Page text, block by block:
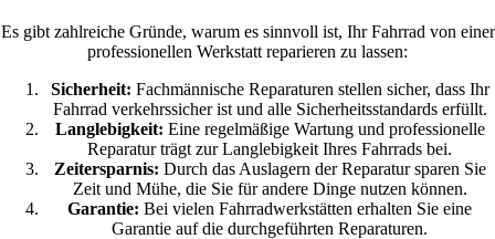
Es gibt zahlreiche Gründe, warum es sinnvoll ist, Ihr Fahrrad von einer
professionellen Werkstatt reparieren zu lassen:
Sicherheit: Fachmännische Reparaturen stellen sicher, dass Ihr
Fahrrad verkehrssicher ist und alle Sicherheitsstandards erfüllt.
Langlebigkeit: Eine regelmäßige Wartung und professionelle
Reparatur trägt zur Langlebigkeit Ihres Fahrrads bei.
Zeitersparnis: Durch das Auslagern der Reparatur sparen Sie
Zeit und Mühe, die Sie für andere Dinge nutzen können.
Garantie: Bei vielen Fahrradwerkstätten erhalten Sie eine
Garantie auf die durchgeführten Reparaturen.